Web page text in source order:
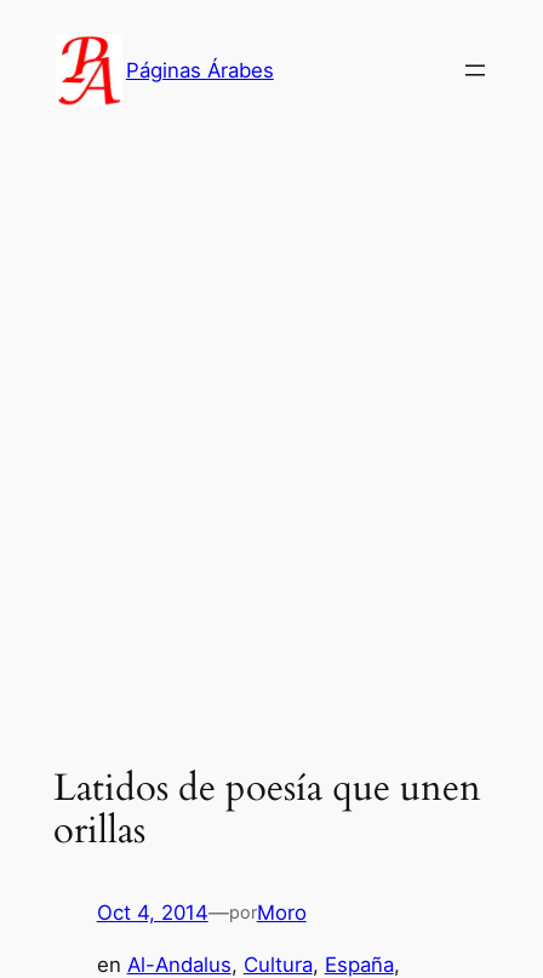
contenido
Páginas Árabes
Latidos de poesía que unen
orillas
Oct 4, 2014—porMoro
en Al-Andalus, Cultura, España